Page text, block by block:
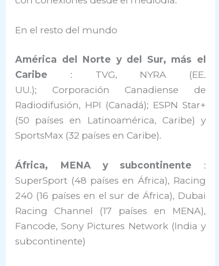
En el resto del mundo
América del Norte y del Sur, más el
Caribe : TVG, NYRA (EE.
UU.); Corporación Canadiense de
Radiodifusión, HPI (Canadá); ESPN Star+
(50 países en Latinoamérica, Caribe) y
SportsMax (32 países en Caribe).
África, MENA y subcontinente :
SuperSport (48 países en África), Racing
240 (16 países en el sur de África), Dubai
Racing Channel (17 países en MENA),
Fancode, Sony Pictures Network (India y
subcontinente)